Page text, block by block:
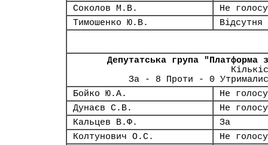
Соколов М.В.
Не
Тимошенко Ю.В.
Відсутня
Депутатська група
За - 8 Проти - 0
Бойко Ю.А.
Не
Дунаєв С.В.
Не
Кальцев В.Ф.
За
Колтунович О.С.
Не